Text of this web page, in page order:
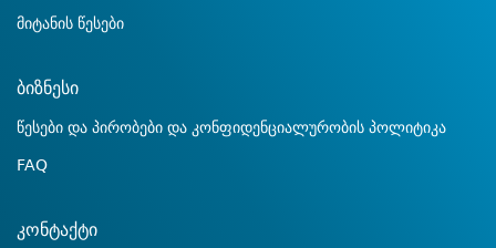
მიტანის წესები
ბიზნესი
წესები და პირობები და კონფიდენციალურობის პოლიტიკა
FAQ
კონტაქტი